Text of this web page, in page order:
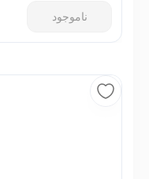
ناموجود